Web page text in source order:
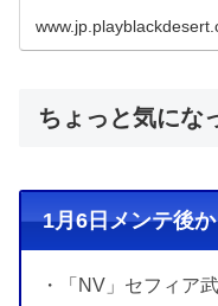
ちょっと気にな
1月6日メンテ後
・「NV」セフィア